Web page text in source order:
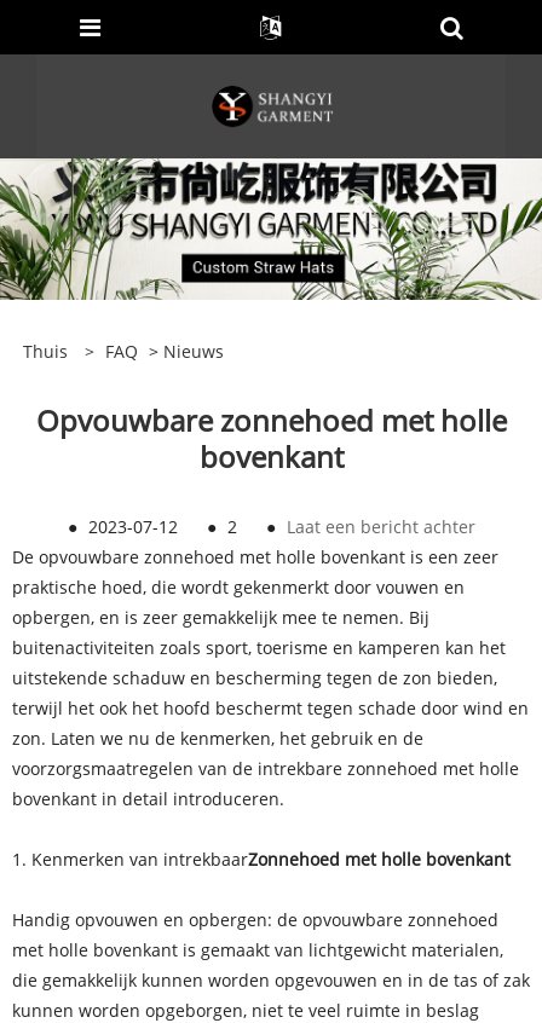
Thuis > FAQ > Nieuws
Opvouwbare zonnehoed met holle
bovenkant
● 2023-07-12 ● 2 ● Laat een bericht achter
De opvouwbare zonnehoed met holle bovenkant is een zeer
praktische hoed, die wordt gekenmerkt door vouwen en
opbergen, en is zeer gemakkelijk mee te nemen. Bij
buitenactiviteiten zoals sport, toerisme en kamperen kan het
uitstekende schaduw en bescherming tegen de zon bieden,
terwijl het ook het hoofd beschermt tegen schade door wind en
zon. Laten we nu de kenmerken, het gebruik en de
voorzorgsmaatregelen van de intrekbare zonnehoed met holle
bovenkant in detail introduceren.
1. Kenmerken van intrekbaarZonnehoed met holle bovenkant
Handig opvouwen en opbergen: de opvouwbare zonnehoed
met holle bovenkant is gemaakt van lichtgewicht materialen,
die gemakkelijk kunnen worden opgevouwen en in de tas of zak
kunnen worden opgeborgen, niet te veel ruimte in beslag